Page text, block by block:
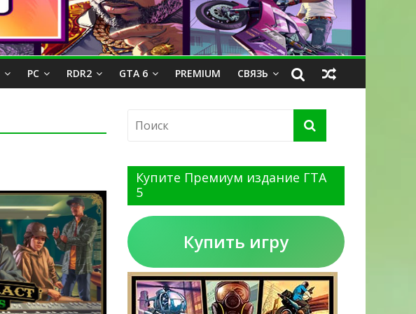
PC RDR2 GTA 6 PREMIUM СВЯЗЬ
Купите Премиум издание ГТА
5
Купить игру